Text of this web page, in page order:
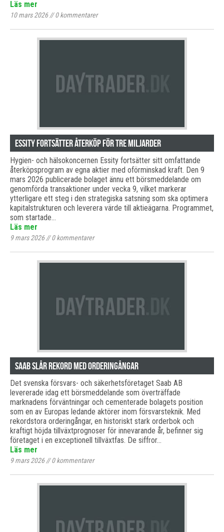
Läs mer
10 mars 2026//0kommentarer
Essity fortsätter återköp för tre miljarder
Hygien- och hälsokoncernen Essity fortsätter sitt omfattande
återköpsprogram av egna aktier med oförminskad kraft. Den 9
mars 2026 publicerade bolaget ännu ett börsmeddelande om
genomförda transaktioner under vecka 9, vilket markerar
ytterligare ett steg i den strategiska satsning som ska optimera
kapitalstrukturen och leverera värde till aktieägarna. Programmet,
som startade…
Läs mer
9 mars 2026//0kommentarer
Saab slår rekord med orderingångar
Det svenska försvars- och säkerhetsföretaget Saab AB
levererade idag ett börsmeddelande som överträffade
marknadens förväntningar och cementerade bolagets position
som en av Europas ledande aktörer inom försvarsteknik. Med
rekordstora orderingångar, en historiskt stark orderbok och
kraftigt höjda tillväxtprognoser för innevarande år, befinner sig
företaget i en exceptionell tillväxtfas. De siffror…
Läs mer
9 mars 2026//0kommentarer